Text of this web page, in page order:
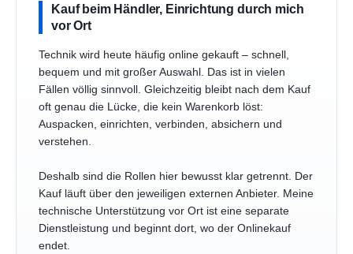
Kauf beim Händler, Einrichtung durch mich
vor Ort
Technik wird heute häufig online gekauft – schnell,
bequem und mit großer Auswahl. Das ist in vielen
Fällen völlig sinnvoll. Gleichzeitig bleibt nach dem Kauf
oft genau die Lücke, die kein Warenkorb löst:
Auspacken, einrichten, verbinden, absichern und
verstehen.
Deshalb sind die Rollen hier bewusst klar getrennt. Der
Kauf läuft über den jeweiligen externen Anbieter. Meine
technische Unterstützung vor Ort ist eine separate
Dienstleistung und beginnt dort, wo der Onlinekauf
endet.